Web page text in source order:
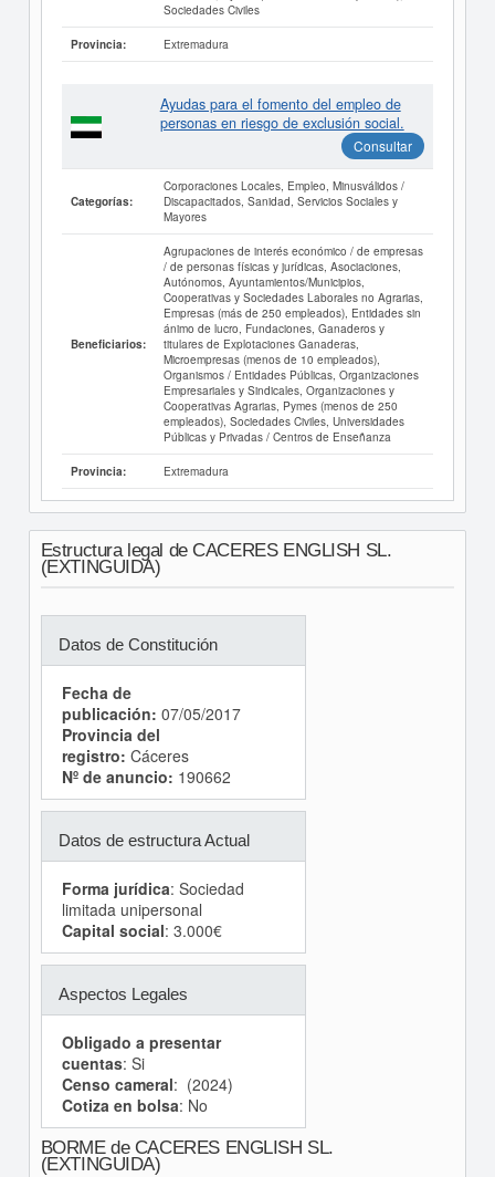
Sociedades Civiles
Provincia: Extremadura
Ayudas para el fomento del empleo de
personas en riesgo de exclusión social.
Consultar
Categorías:
Corporaciones Locales, Empleo, Minusválidos /
Discapacitados, Sanidad, Servicios Sociales y
Mayores
Beneficiarios:
Agrupaciones de interés económico / de empresas
/ de personas físicas y jurídicas, Asociaciones,
Autónomos, Ayuntamientos/Municipios,
Cooperativas y Sociedades Laborales no Agrarias,
Empresas (más de 250 empleados), Entidades sin
ánimo de lucro, Fundaciones, Ganaderos y
titulares de Explotaciones Ganaderas,
Microempresas (menos de 10 empleados),
Organismos / Entidades Públicas, Organizaciones
Empresariales y Sindicales, Organizaciones y
Cooperativas Agrarias, Pymes (menos de 250
empleados), Sociedades Civiles, Universidades
Públicas y Privadas / Centros de Enseñanza
Provincia: Extremadura
Estructura legal de CACERES ENGLISH SL.
(EXTINGUIDA)
Datos de Constitución
Fecha de
publicación: 07/05/2017
Provincia del
registro: Cáceres
Nº de anuncio: 190662
Datos de estructura Actual
Forma jurídica: Sociedad
limitada unipersonal
Capital social: 3.000€
Aspectos Legales
Obligado a presentar
cuentas: Si
Censo cameral: (2024)
Cotiza en bolsa: No
BORME de CACERES ENGLISH SL.
(EXTINGUIDA)